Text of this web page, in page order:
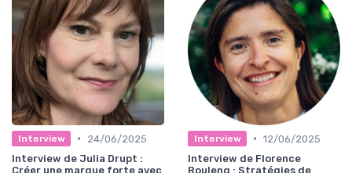
Interview •
24/06/2025
Interview de Julia Drupt :
Créer une marque forte avec
Interview • 12/06/2025
Interview de Florence
Roulenq : Stratégies de